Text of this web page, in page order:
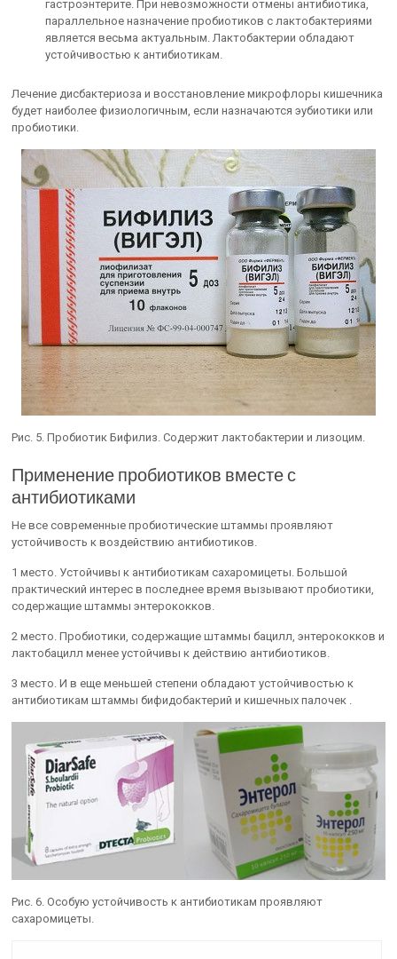
гастроэнтерите. При невозможности отмены антибиотика,
параллельное назначение пробиотиков с лактобактериями
является весьма актуальным. Лактобактерии обладают
устойчивостью к антибиотикам.
Лечение дисбактериоза и восстановление микрофлоры кишечника
будет наиболее физиологичным, если назначаются эубиотики или
пробиотики.
Рис. 5. Пробиотик Бифилиз. Содержит лактобактерии и лизоцим.
Применение пробиотиков вместе с
антибиотиками
Не все современные пробиотические штаммы проявляют
устойчивость к воздействию антибиотиков.
1 место. Устойчивы к антибиотикам сахаромицеты. Большой
практический интерес в последнее время вызывают пробиотики,
содержащие штаммы энтерококков.
2 место. Пробиотики, содержащие штаммы бацилл, энтерококков и
лактобацилл менее устойчивы к действию антибиотиков.
3 место. И в еще меньшей степени обладают устойчивостью к
антибиотикам штаммы бифидобактерий и кишечных палочек .
Рис. 6. Особую устойчивость к антибиотикам проявляют
сахаромицеты.